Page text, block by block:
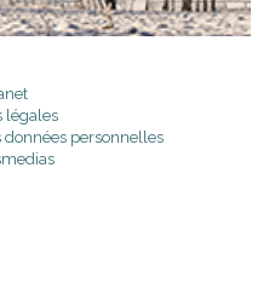
légales
données personnelles